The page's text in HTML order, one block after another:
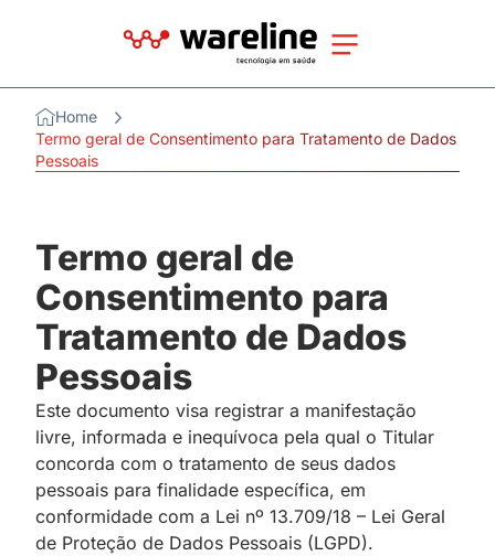
Home
Termo geral de Consentimento para Tratamento de Dados
Pessoais
Termo geral de
Consentimento para
Tratamento de Dados
Pessoais
Este documento visa registrar a manifestação
livre, informada e inequívoca pela qual o Titular
concorda com o tratamento de seus dados
pessoais para finalidade específica, em
conformidade com a Lei nº 13.709/18 – Lei Geral
de Proteção de Dados Pessoais (LGPD).